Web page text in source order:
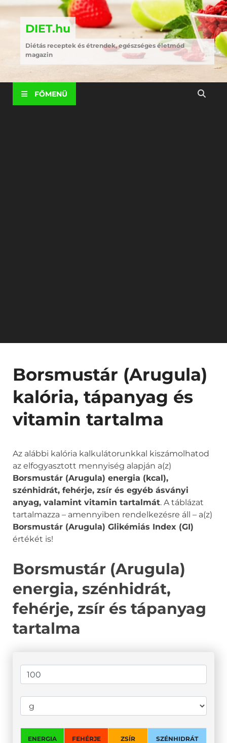
DIET.hu
Diétás receptek és étrendek, egészséges életmód
magazin
FŐMENÜ
Borsmustár (Arugula)
kalória, tápanyag és
vitamin tartalma
Az alábbi kalória kalkulátorunkkal kiszámolhatod
az elfogyasztott mennyiség alapján a(z)
Borsmustár (Arugula) energia (kcal),
szénhidrát, fehérje, zsír és egyéb ásványi
anyag, valamint vitamin tartalmát. A táblázat
tartalmazza – amennyiben rendelkezésre áll – a(z)
Borsmustár (Arugula) Glikémiás Index (GI)
értékét is!
Borsmustár (Arugula)
energia, szénhidrát,
fehérje, zsír és tápanyag
tartalma
ENERGIA FEHÉRJE ZSÍR SZÉNHIDRÁT